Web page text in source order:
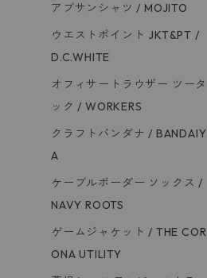
アブサンシャツ / MOJITO
ウエストポイント JKT&PT /
D.C.WHITE
オフィサートラウザー ツータ
ック / WORKERS
クラフトバンダナ / BANDAIY
A
ケーブルボーダー ソックス /
NAVY ROOTS
ゲームジャケット / THE COR
ONA UTILITY